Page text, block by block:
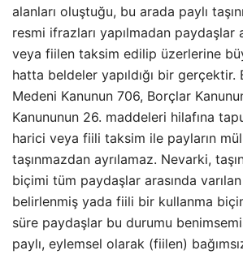
alanları oluştuğu, bu arada paylı
resmi ifrazları yapılmadan paydaşlar
veya fiilen taksim edilip üzerlerine
hatta beldeler yapıldığı bir gerçektir.
Medeni Kanunun 706, Borçlar
Kanununun 26. maddeleri hilafına
harici veya fiili taksim ile payların
taşınmazdan ayrılamaz. Nevarki,
biçimi tüm paydaşlar arasında
belirlenmiş yada fiili bir kullanma
süre paydaşlar bu durumu
paylı, eylemsel olarak (fiilen)